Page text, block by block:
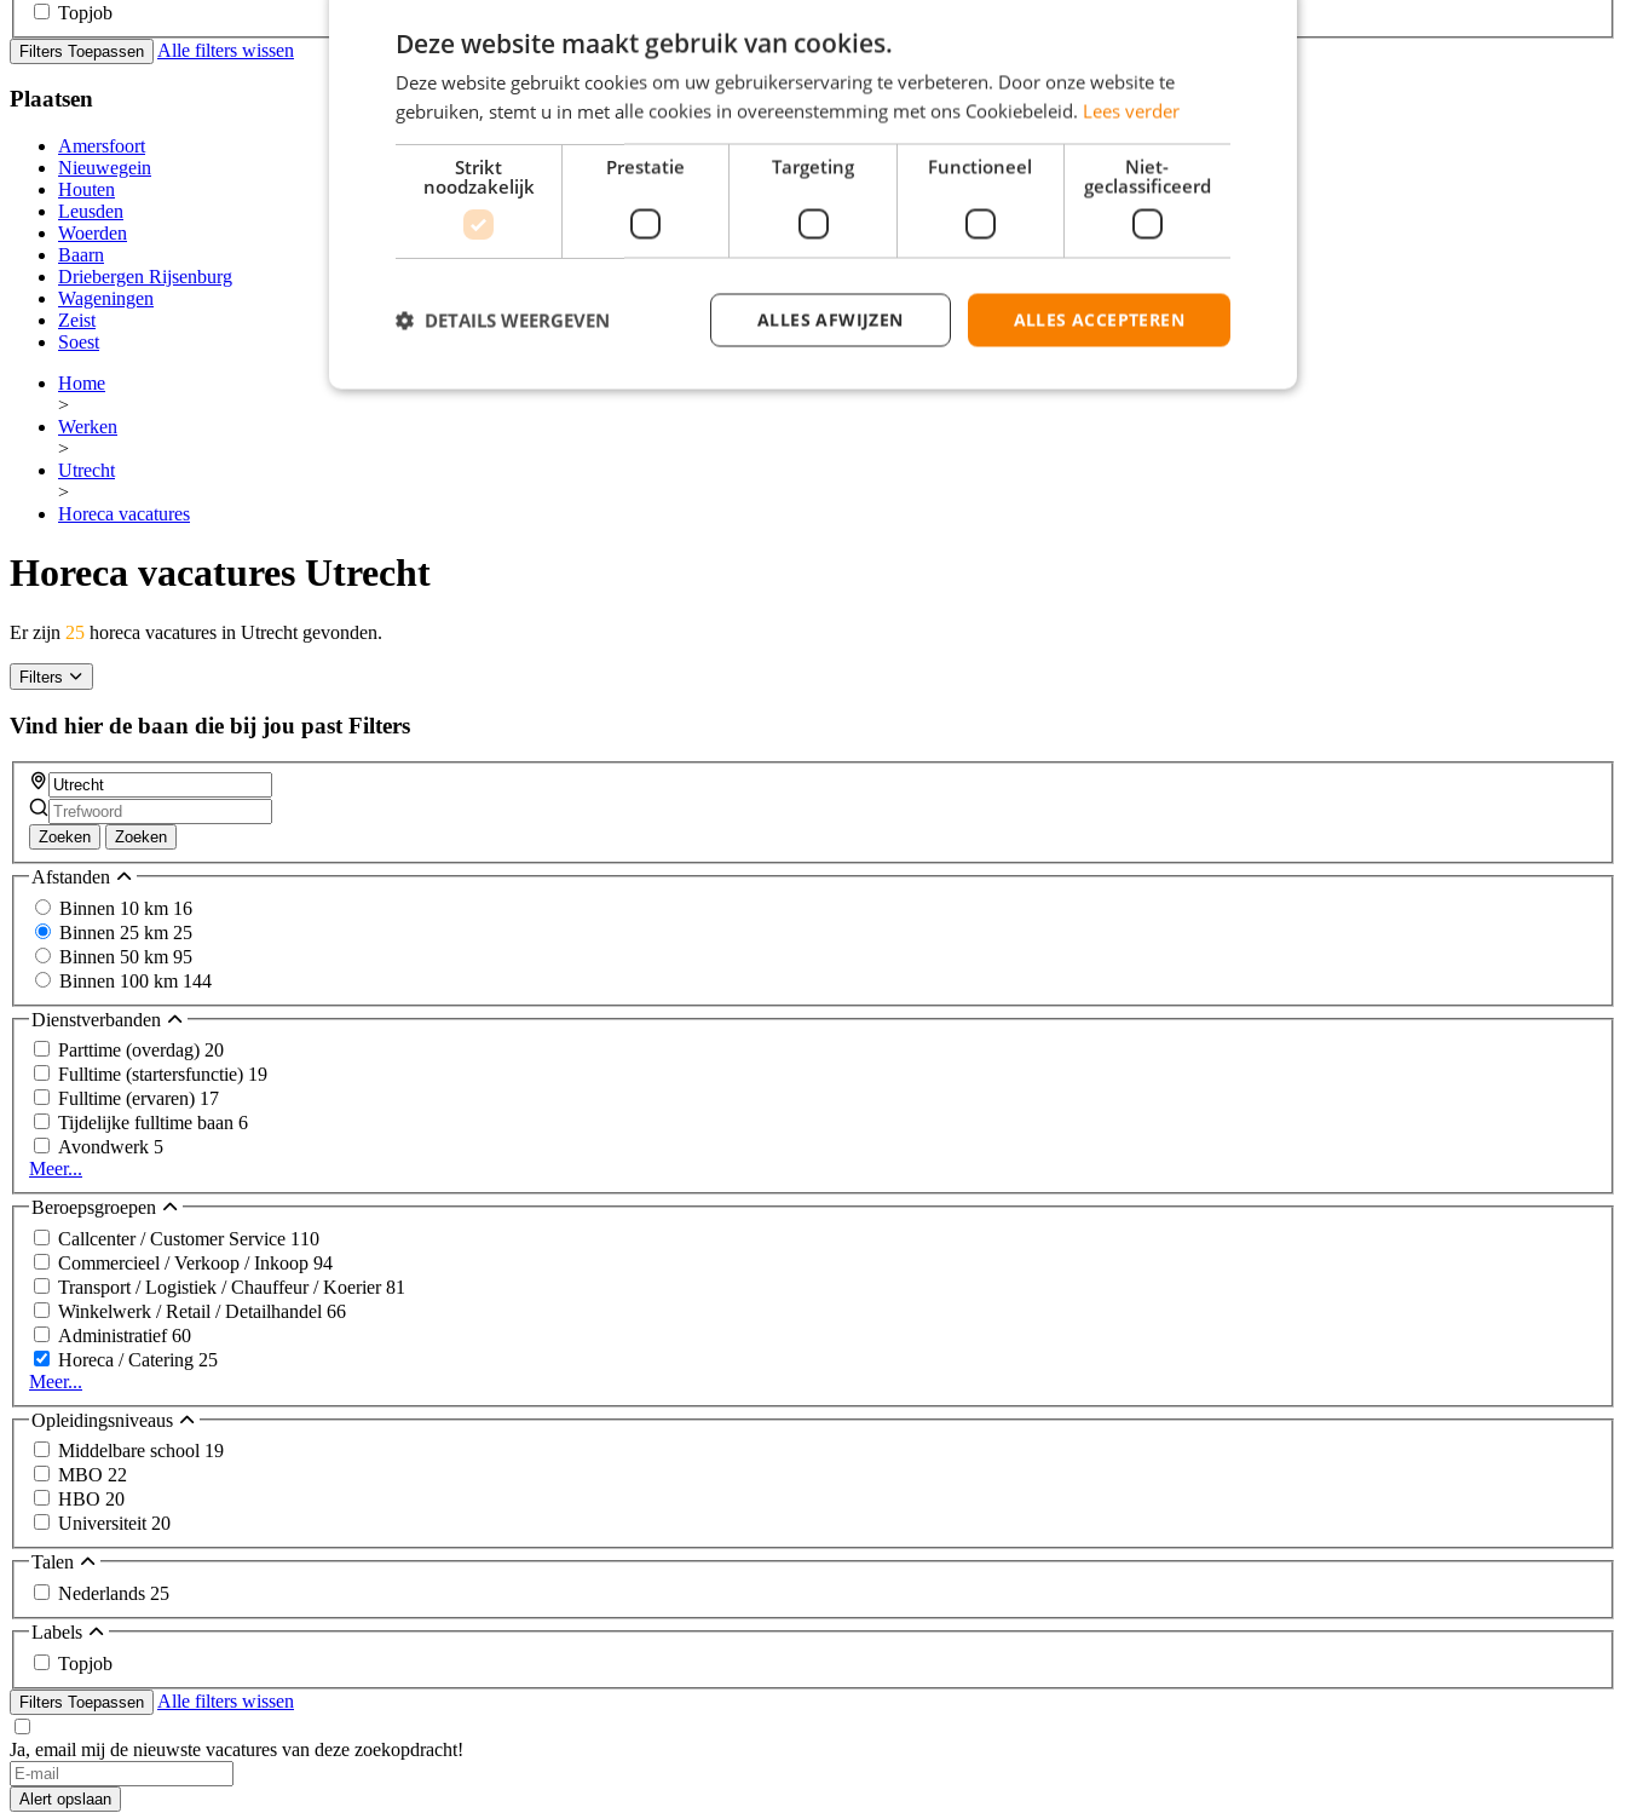
Topjob
Filters Toepassen Alle filters wissen
Plaatsen
Amersfoort
Nieuwegein
Houten
Leusden
Woerden
Baarn
Driebergen Rijsenburg
Wageningen
Zeist
Soest
Home
>
Werken
>
Utrecht
>
Horeca vacatures
Horeca vacatures Utrecht
Er zijn 25 horeca vacatures in Utrecht gevonden.
Filters
Vind hier de baan die bij jou past Filters
Zoeken Zoeken
Afstanden
Binnen 10 km 16
Binnen 25 km 25
Binnen 50 km 95
Binnen 100 km 144
Dienstverbanden
Parttime (overdag) 20
Fulltime (startersfunctie) 19
Fulltime (ervaren) 17
Tijdelijke fulltime baan 6
Avondwerk 5
Meer...
Beroepsgroepen
Callcenter / Customer Service 110
Commercieel / Verkoop / Inkoop 94
Transport / Logistiek / Chauffeur / Koerier81
Winkelwerk / Retail / Detailhandel 66
Administratief60
Horeca / Catering 25
Meer...
Opleidingsniveaus
Middelbare school 19
MBO 22
HBO 20
Universiteit 20
Talen
Nederlands 25
Labels
Topjob
Filters Toepassen Alle filters wissen
Ja, email mij de nieuwste vacatures van deze zoekopdracht!
Alert opslaan
Deze website maakt gebruik van cookies.
Deze website gebruikt cookies om uw gebruikerservaring te verbeteren. Door onze website te
gebruiken, stemt u in met alle cookies in overeenstemming met ons Cookiebeleid. Lees verder
Strikt
noodzakelijk
Prestatie Targeting Functioneel
Niet-
geclassificeerd
ALLES ACCEPTEREN
ALLES AFWIJZEN
DETAILS WEERGEVEN